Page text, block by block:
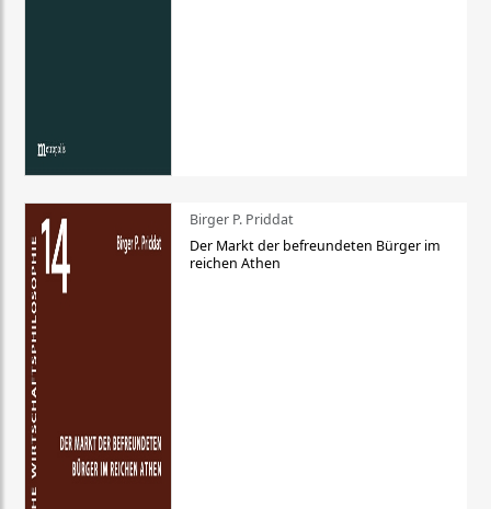
Birger P. Priddat
Der Markt der befreundeten Bürger im
reichen Athen